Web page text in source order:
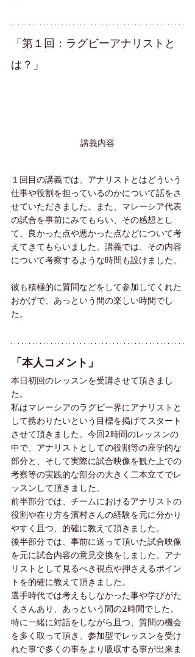
「第１回：ラグビーアナリストと
は？」
講義内容
１回目の講義では、アナリストとはどういう
仕事や役割を担っているのかについて話をさ
せていただきました。また、マレーシア代表
の試合を事前にみてもらい、その感想とし
て、良かった点や悪かった点などについて考
えてきてもらいました。講義では、その内容
について考察するような時間も設けました。
彼も積極的に質問などをして参加してくれた
おかげで、あっという間の楽しい時間でし
た。
「本人コメント」
本日初回のレッスンを受講させて頂きまし
た。
私はマレーシアのラグビー界にアナリストと
して携わりたいという目標を掲げてスタート
させて頂きました。今回2時間のレッスンの
中で、アナリストとしての役割等の座学的な
部分と、そして実際に試合映像を観た上での
考察等の実践的な部分の大きく二本立てでレ
ッスンして頂きました。
前半部分では、チームにおけるアナリストの
役割や在り方を濱村さんの経験を元に分かり
やすく且つ、的確に教えて頂きました。
後半部分では、事前に送って頂いた試合映像
を元に試合内容の意見交換をしました。アナ
リストとして見るべき視点や押さえるポイン
トを的確に教えて頂きました。
選手時代では考えもしなかった事や学びがた
くさんあり、あっという間の2時間でした。
特に一緒に対話をしながら且つ、質問の機会
を多く取って頂き、参加型でレッスンを受け
れた事で多くの事をより吸収する事が出来ま